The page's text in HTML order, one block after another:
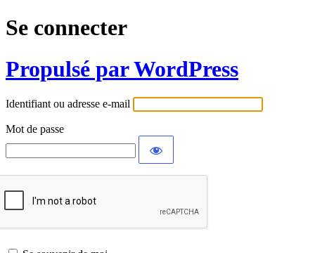
Se connecter
Propulsé par WordPress
Identifiant ou adresse e-mail
Mot de passe